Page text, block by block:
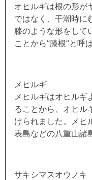
オヒルギは根の形が
ではなく、干潮時に
膝のような形をして
ことから”膝根”と呼
メヒルギ
メヒルギはオヒル
ることから、オヒル
けられました。メヒ
表島などの八重山諸
サキシマスオウノキ